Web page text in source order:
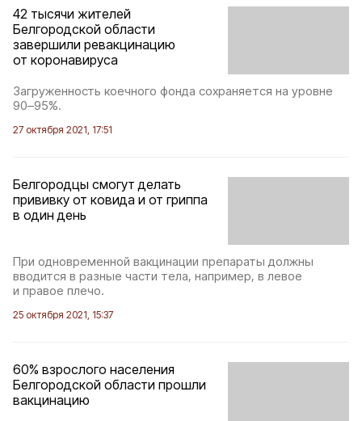
42 тысячи жителей
Белгородской области
завершили ревакцинацию
от коронавируса
Загруженность коечного фонда сохраняется на уровне
90–95%.
27 октября 2021, 17:51
Белгородцы смогут делать
прививку от ковида и от гриппа
в один день
При одновременной вакцинации препараты должны
вводится в разные части тела, например, в левое
и правое плечо.
25 октября 2021, 15:37
60% взрослого населения
Белгородской области прошли
вакцинацию